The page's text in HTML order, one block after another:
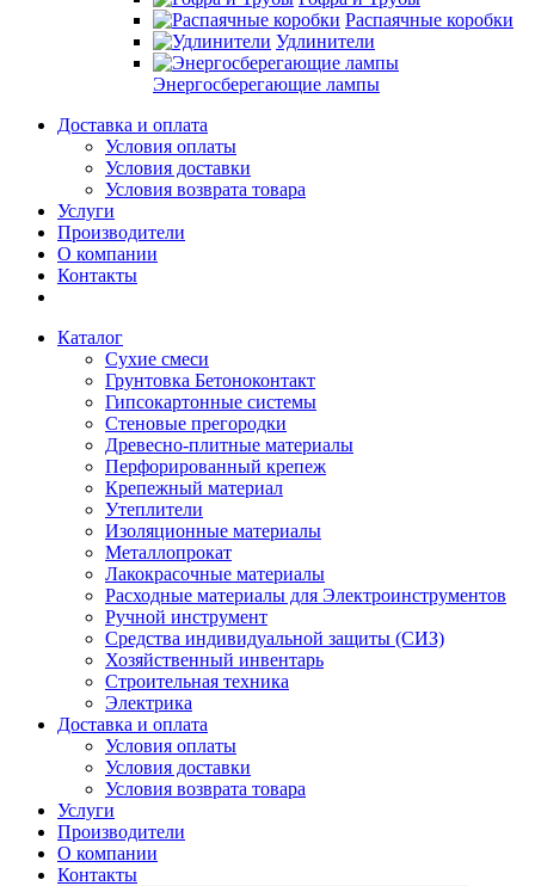
Распаячные коробки
Удлинители
Энергосберегающие лампы
Доставка и оплата
Условия оплаты
Условия доставки
Условия возврата товара
Услуги
Производители
О компании
Контакты
Каталог
Сухие смеси
Грунтовка Бетоноконтакт
Гипсокартонные системы
Стеновые прегородки
Древесно-плитные материалы
Перфорированный крепеж
Крепежный материал
Утеплители
Изоляционные материалы
Металлопрокат
Лакокрасочные материалы
Расходные материалы для Электроинструментов
Ручной инструмент
Средства индивидуальной защиты (СИЗ)
Хозяйственный инвентарь
Строительная техника
Электрика
Доставка и оплата
Условия оплаты
Условия доставки
Условия возврата товара
Услуги
Производители
О компании
Контакты